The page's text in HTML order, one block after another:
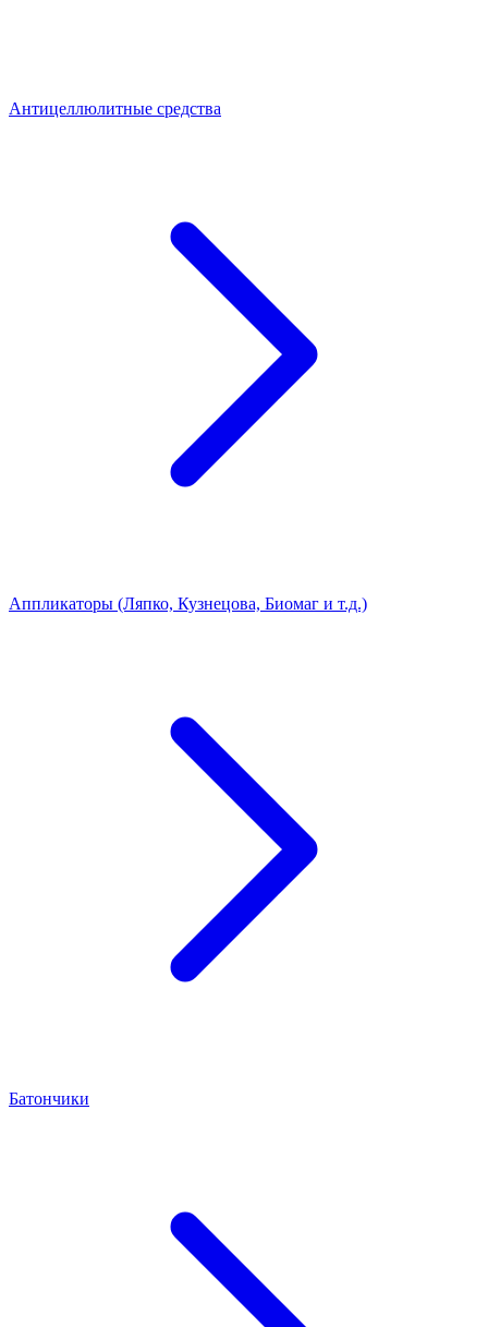
Антицеллюлитные средства
Аппликаторы (Ляпко, Кузнецова, Биомаг и т.д.)
Батончики